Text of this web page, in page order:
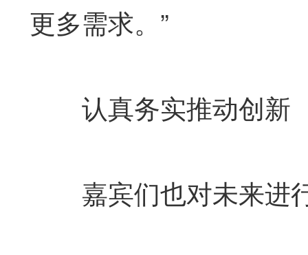
更多需求。”
认真务实推动创新
嘉宾们也对未来进